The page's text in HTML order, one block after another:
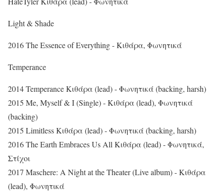
Light & Shade
2016 The Essence of Everything - Κιθάρα, Φωνητικά
Temperance
2014 Temperance Κιθάρα (lead) - Φωνητικά (backing, harsh)
2015 Me, Myself & I (Single) - Κιθάρα (lead), Φωνητικά
(backing)
2015 Limitless Κιθάρα (lead) - Φωνητικά (backing, harsh)
2016 The Earth Embraces Us All Κιθάρα (lead) - Φωνητικά,
Στίχοι
2017 Maschere: A Night at the Theater (Live album) - Κιθάρα
(lead), Φωνητικά